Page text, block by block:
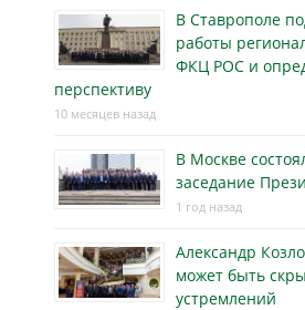
В Ставрополе
работы
ФКЦ РОС и
перспективу
10 месяцев назад
В Москве
заседание
1 год назад
Александр
может быть
устремлений